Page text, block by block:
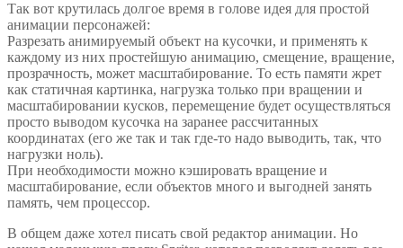
Так вот крутилась долгое время в голове идея для простой
анимации персонажей:
Разрезать анимируемый объект на кусочки, и применять к
каждому из них простейшую анимацию, смещение, вращение,
прозрачность, может масштабирование. То есть памяти жрет
как статичная картинка, нагрузка только при вращении и
масштабировании кусков, перемещение будет осуществляться
просто выводом кусочка на заранее рассчитанных
координатах (его же так и так где-то надо выводить, так, что
нагрузки ноль).
При необходимости можно кэшировать вращение и
масштабирование, если объектов много и выгодней занять
память, чем процессор.
В общем даже хотел писать свой редактор анимации. Но